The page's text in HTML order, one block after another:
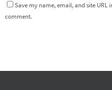
Save my name, email, and site
comment.